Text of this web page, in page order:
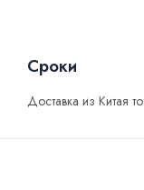
Сроки
Доставка из Китая